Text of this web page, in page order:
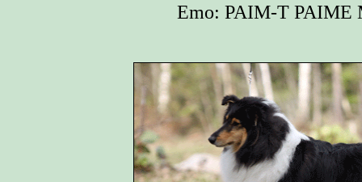
Emo: PAIM-T PAIME